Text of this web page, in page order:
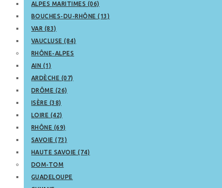
ALPES MARITIMES (06)
BOUCHES-DU-RHÔNE (13)
VAR (83)
VAUCLUSE (84)
RHÔNE-ALPES
AIN (1)
ARDÈCHE (07)
DRÔME (26)
ISÈRE (38)
LOIRE (42)
RHÔNE (69)
SAVOIE (73)
HAUTE SAVOIE (74)
DOM-TOM
GUADELOUPE